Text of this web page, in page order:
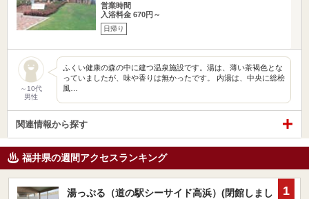
営業時間
入浴料金 670円～
日帰り
～10代
男性
ふくい健康の森の中に建つ温泉施設です。湯は、薄い茶褐色とな
っていましたが、味や香りは無かったです。 内湯は、中央に総桧
風…
関連情報から探す
福井県の週間アクセスランキング
湯っぷる（道の駅シーサイド高浜）(閉館しまし
1